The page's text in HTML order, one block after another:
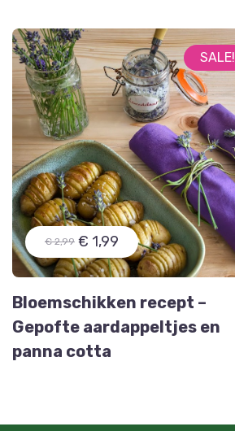
SALE!
€ 2,99 € 1,99
Bloemschikken recept –
Gepofte aardappeltjes en
panna cotta